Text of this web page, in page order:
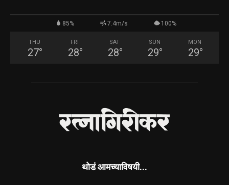
85% 7.4m/s 100%
THU
27°
FRI
28°
SAT
28°
SUN
29°
MON
29°
थोडं आमच्याविषयी...